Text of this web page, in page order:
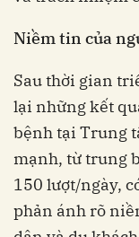
Niềm tin của
Sau thời gian
lại những kết
bệnh tại Trung
mạnh, từ trung
150 lượt/ngày,
phản ánh rõ